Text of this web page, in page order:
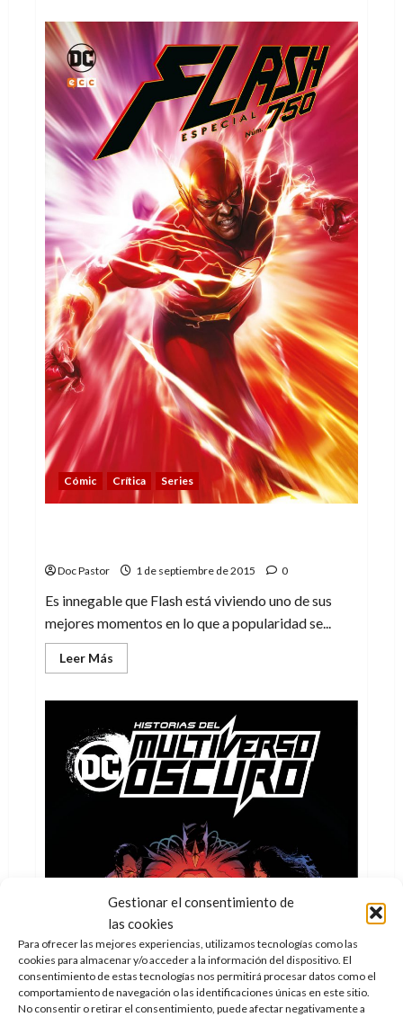
Gestionar el consentimiento de
las cookies
Para ofrecer las mejores experiencias, utilizamos tecnologías como las
cookies para almacenar y/o acceder a la información del dispositivo. El
consentimiento de estas tecnologías nos permitirá procesar datos como el
comportamiento de navegación o las identificaciones únicas en este sitio.
No consentir o retirar el consentimiento, puede afectar negativamente a
Todos
tenemos
derecho
a
ser
nosotros
mismos
Cómic Crítica Series
Doc Pastor 1 de septiembre de 2015 0
Es innegable que Flash está viviendo uno de sus
mejores momentos en lo que a popularidad se...
Leer Más
más
tomo
por
sus
75
años
(de